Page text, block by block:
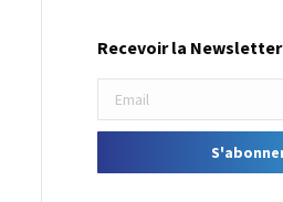
Recevoir la Newsletter